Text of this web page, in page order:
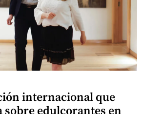
internacional que
sobre edulcorantes en